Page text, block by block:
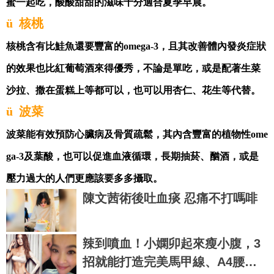
蜜一起吃，酸酸甜甜的滋味十分適合夏季早晨。
ü 核桃
核桃含有比鮭魚還要豐富的omega-3 ，且其改善體內發炎症狀
的效果也比紅葡萄酒來得優秀，不論是單吃，或是配著生菜
沙拉、撒在蛋糕上等都可以，也可以用杏仁、花生等代替。
ü 波菜
波菜能有效預防心臟病及骨質疏鬆，其內含豐富的植物性ome
ga-3及葉酸，也可以促進血液循環，長期抽菸、酗酒，或是
壓力過大的人們更應該要多多攝取。
陳文茜術後吐血痰 忍痛不打嗎啡
辣到噴血！小嫻卯起來瘦小腹，3
招就能打造完美馬甲線、A4腰｜